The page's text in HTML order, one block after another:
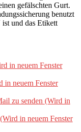
gefälschten Gurt.
benutzt
und das Etikett
in neuem Fenster
neuem Fenster
zu senden (Wird in
in neuem Fenster